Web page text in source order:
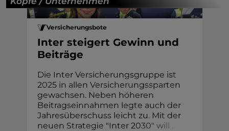
Versicherungsbote
Inter steigert Gewinn und
Beiträge
Die Inter Versicherungsgruppe ist
2025 in allen Versicherungssparten
gewachsen. Neben höheren
Beitragseinnahmen legte auch der
Jahresüberschuss leicht zu. Mit der
neuen Strategie "Inter 2030" will